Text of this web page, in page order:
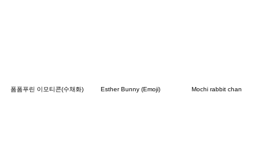
폼폼푸린 이모티콘(수채화) Esther Bunny (Emoji) Mochi rabbit chan